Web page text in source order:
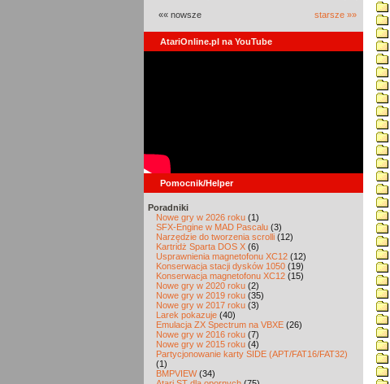
«« nowsze starsze »»
AtariOnline.pl na YouTube
Pomocnik/Helper
Poradniki
Nowe gry w 2026 roku (1)
SFX-Engine w MAD Pascalu (3)
Narzędzie do tworzenia scrolli (12)
Kartridż Sparta DOS X (6)
Usprawnienia magnetofonu XC12 (12)
Konserwacja stacji dysków 1050 (19)
Konserwacja magnetofonu XC12 (15)
Nowe gry w 2020 roku (2)
Nowe gry w 2019 roku (35)
Nowe gry w 2017 roku (3)
Larek pokazuje (40)
Emulacja ZX Spectrum na VBXE (26)
Nowe gry w 2016 roku (7)
Nowe gry w 2015 roku (4)
Partycjonowanie karty SIDE (APT/FAT16/FAT32)
(1)
BMPVIEW(34)